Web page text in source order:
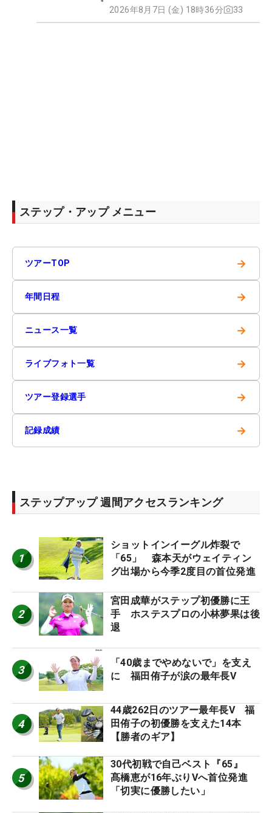
2026年8月7日 (金) 18時36分 33
ステップ・アップ メニュー
ツアーTOP →
年間日程 →
ニュース一覧 →
ライブフォト一覧 →
ツアー登録選手 →
記録成績 →
ステップアップ 週間アクセスランキング
1
ショットインイーグル炸裂で
「65」 森本天がウェイティン
グ出場から今季2度目の首位発進
2
宮田成華がステップ初優勝に王
手 ホステスプロの小林夢果は後
退
3
「40歳までやめないで」を支え
に 福田侑子が涙の最年長V
4
44歳262日のツアー最年長V 福
田侑子の初優勝を支えた14本
【勝者のギア】
5
30代初戦で自己ベスト『65』
髙橋恵が16年ぶりVへ首位発進
「切実に優勝したい」